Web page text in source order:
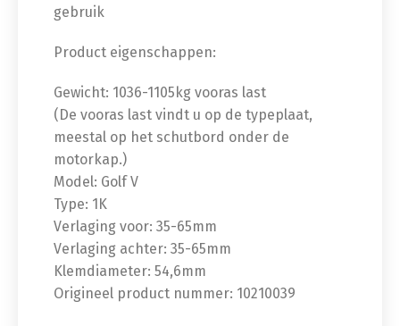
gebruik
Product eigenschappen:
Gewicht: 1036-1105kg vooras last
(De vooras last vindt u op de typeplaat,
meestal op het schutbord onder de
motorkap.)
Model: Golf V
Type: 1K
Verlaging voor: 35-65mm
Verlaging achter: 35-65mm
Klemdiameter: 54,6mm
Origineel product nummer: 10210039